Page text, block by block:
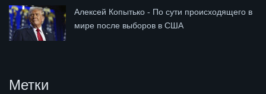
Алексей Копытько - По сути происходящего в
мире после выборов в США
Метки